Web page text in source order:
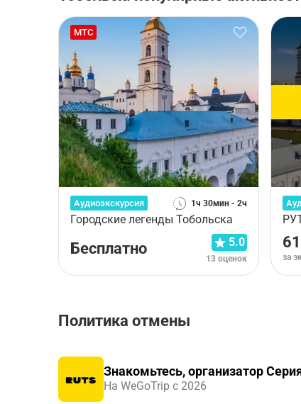
МТС
Аудиоэкскурсия 1ч 30мин - 2ч
Городские легенды Тобольска
Бесплатно 5.0
13 оценок за
Политика отмены
Правила отмены зависят от типа
Аудиоэкскурсия.
Знакомьтесь, организатор
На WeGoTrip с 2026